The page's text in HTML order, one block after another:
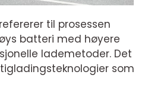
til prosessen
batteri med høyere
lademetoder. Det
som